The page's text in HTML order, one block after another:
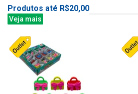
Produtos até R$20,00
Veja mais